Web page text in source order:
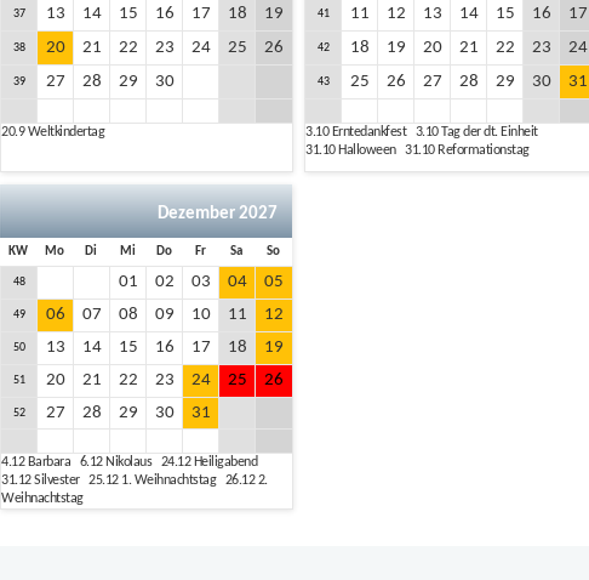
37 13 14 15 16 17 18 19
38 20 21 22 23 24 25 26
39 27 28 29 30
20.9Weltkindertag
41 11 12 13 14 15 16 17
42 18 19 20 21 22 23 24
43 25 26 27 28 29 30 31
3.10Erntedankfest 3.10Tag der dt. Einheit
31.10Halloween 31.10Reformationstag
Dezember 2027
KW Mo Di Mi Do Fr Sa So
48 01 02 03 04 05
49 06 07 08 09 10 11 12
50 13 14 15 16 17 18 19
51 20 21 22 23 24 25 26
52 27 28 29 30 31
4.12Barbara 6.12Nikolaus 24.12Heiligabend
31.12Silvester 25.121. Weihnachtstag 26.122.
Weihnachtstag